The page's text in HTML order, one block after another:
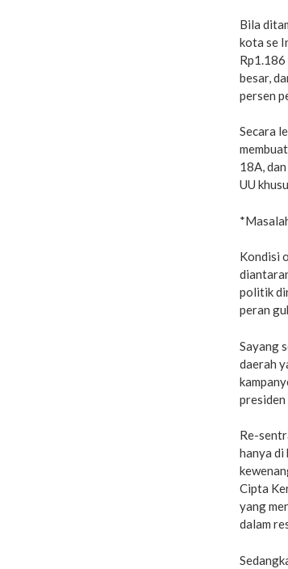
Bila
kota se
besar,
persen
Secara
18A,
UU
Kondisi
politik
peran
Sayang
daerah
Re-
hanya di
Cipta
yang
dalam